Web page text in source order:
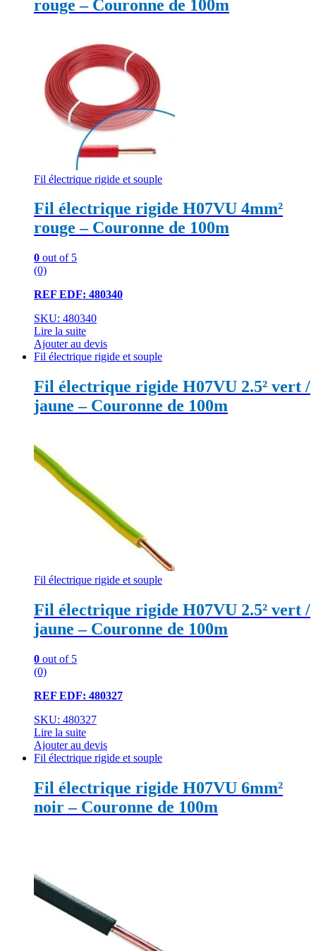
rouge – Couronne de 100m
Fil électrique rigide et souple
Fil électrique rigide H07VU 4mm²
rouge – Couronne de 100m
0 out of 5
(0)
REF EDF: 480340
SKU: 480340
Lire la suite
Ajouter au devis
Fil électrique rigide et souple
Fil électrique rigide H07VU 2.5² vert /
jaune – Couronne de 100m
Fil électrique rigide et souple
Fil électrique rigide H07VU 2.5² vert /
jaune – Couronne de 100m
0 out of 5
(0)
REF EDF: 480327
SKU: 480327
Lire la suite
Ajouter au devis
Fil électrique rigide et souple
Fil électrique rigide H07VU 6mm²
noir – Couronne de 100m